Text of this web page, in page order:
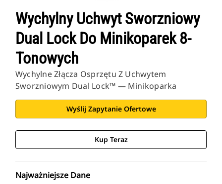
Wychylny Uchwyt Sworzniowy
Dual Lock Do Minikoparek 8-
Tonowych
Wychylne Złącza Osprzętu Z Uchwytem
Sworzniowym Dual Lock™ — Minikoparka
Wyślij Zapytanie Ofertowe
Kup Teraz
Najważniejsze Dane